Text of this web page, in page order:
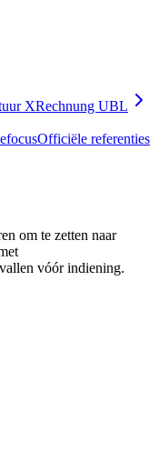
XRechnung UBL
Officiële referenties
om te zetten naar
vóór indiening.